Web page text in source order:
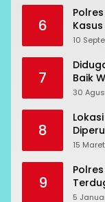
6
10
7
Baik
30
8
15
9
RCP
5